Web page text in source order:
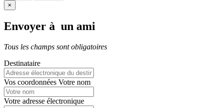
×
Envoyer à un ami
Tous les champs sont obligatoires
Destinataire
Vos coordonnées Votre nom
Votre adresse électronique